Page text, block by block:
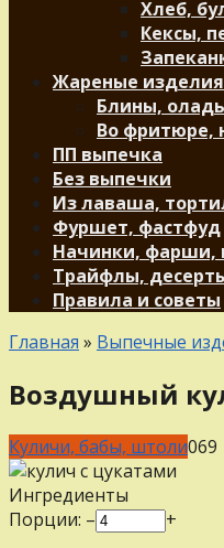
Хлеб,
Кексы,
Жареные изделия
Блины,
Во фритюре,
ПП выпечка
Без выпечки
Из лаваша,
Фуршет, фастфуд
Начинки, фарши,
Трайфлы,
Правила и советы
Главная » Выпечные
Воздушный
Куличи, бабы, штоли069
Ингредиенты
Порции: –
+